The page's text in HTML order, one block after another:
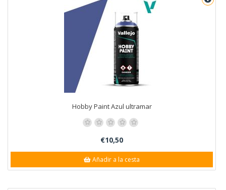
Hobby Paint Azul ultramar
€10,50
Añadir a la cesta